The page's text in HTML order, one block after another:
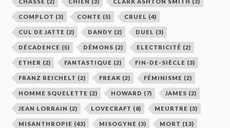
CHASSE (2) CHIEN (3) CLARK ASHTON SMITH (3)
COMPLOT (3) CONTE (5) CRUEL (4)
CUL DE JATTE (2) DANDY (2) DUEL (3)
DÉCADENCE (5) DÉMONS (2) ELECTRICITÉ (2)
ETHER (2) FANTASTIQUE (2) FIN-DE-SIÈCLE (3)
FRANZ REICHELT (2) FREAK (2) FÉMINISME (2)
HOMME SQUELETTE (2) HOWARD (7) JAMES (2)
JEAN LORRAIN (2) LOVECRAFT (8) MEURTRE (3)
MISANTHROPIE (43) MISOGYNE (3) MORT (13)